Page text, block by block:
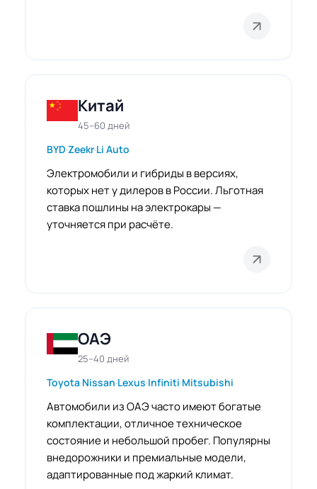
Китай
45–60 дней
BYD·Zeekr·Li Auto
Электромобили и гибриды в версиях,
которых нет у дилеров в России. Льготная
ставка пошлины на электрокары —
уточняется при расчёте.
ОАЭ
25–40 дней
Toyota·Nissan·Lexus·Infiniti·Mitsubishi
Автомобили из ОАЭ часто имеют богатые
комплектации, отличное техническое
состояние и небольшой пробег. Популярны
внедорожники и премиальные модели,
адаптированные под жаркий климат.